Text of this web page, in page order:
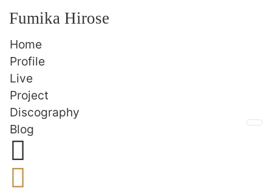
Fumika Hirose
Home
Profile
Live
Project
Discography
Blog